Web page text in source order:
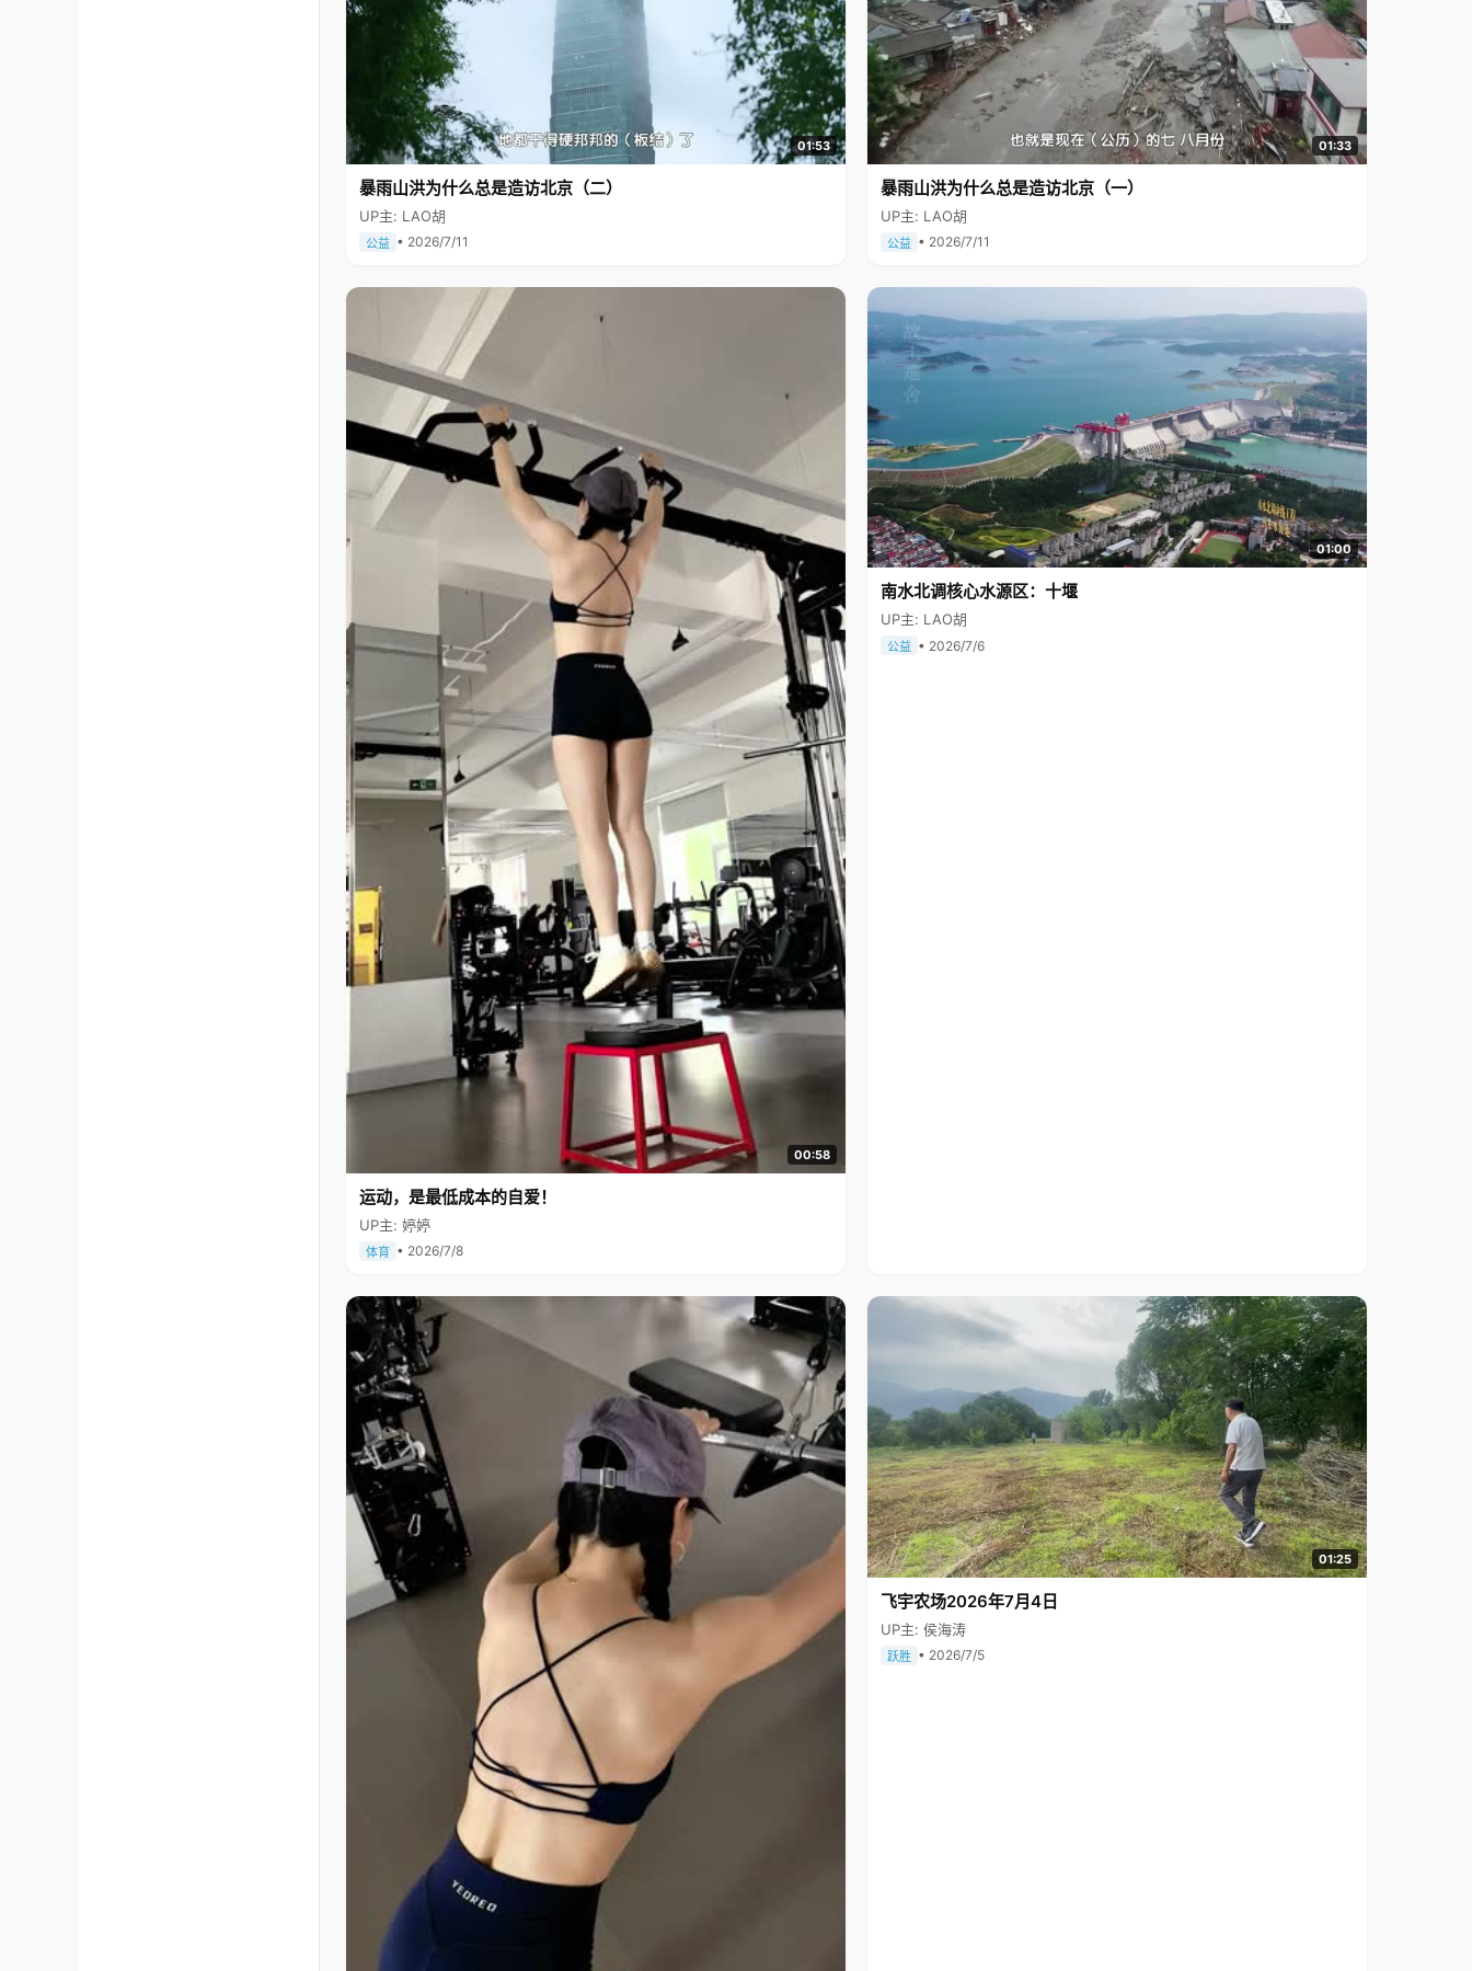
01:53
暴雨山洪为什么总是造访北京（二）
UP主: LAO胡
公益 • 2026/7/11
01:33
暴雨山洪为什么总是造访北京（一）
UP主: LAO胡
公益 • 2026/7/11
00:58
运动，是最低成本的自爱！
UP主: 婷婷
体育 • 2026/7/8
01:00
南水北调核心水源区：十堰
UP主: LAO胡
公益 • 2026/7/6
01:25
飞宇农场2026年7月4日
UP主: 侯海涛
跃胜 • 2026/7/5